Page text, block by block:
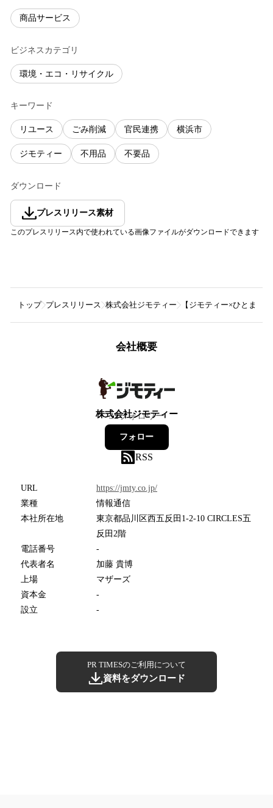
商品サービス
ビジネスカテゴリ
環境・エコ・リサイクル
キーワード
リユース ごみ削減 官民連携 横浜市
ジモティー 不用品 不要品
ダウンロード
プレスリリース素材
このプレスリリース内で使われている画像ファイルがダウンロードできます
トップ プレスリリース 株式会社ジモティー 【ジモティー×ひとまい
会社概要
株式会社ジモティー
32フォロワー
フォロー
RSS
URL
https://jmty.co.jp/
業種
情報通信
本社所在地
東京都品川区西五反田1-2-10 CIRCLES五
反田2階
電話番号
-
代表者名
加藤 貴博
上場
マザーズ
資本金
-
設立
-
PR TIMESのご利用について
資料をダウンロード